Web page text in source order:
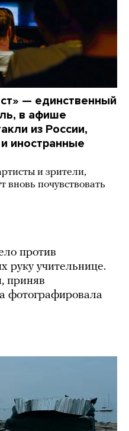
— единственный
в афише
из России,
иностранные
и зрители,
вновь почувствовать
против
руку учительнице.
приняв
фотографировала